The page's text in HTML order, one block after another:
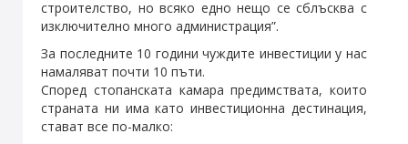
строителство, но всяко едно нещо се сблъсква с
изключително много администрация”.
За последните 10 години чуждите инвестиции у нас
намаляват почти 10 пъти.
Според стопанската камара предимствата, които
страната ни има като инвестиционна дестинация,
стават все по-малко: